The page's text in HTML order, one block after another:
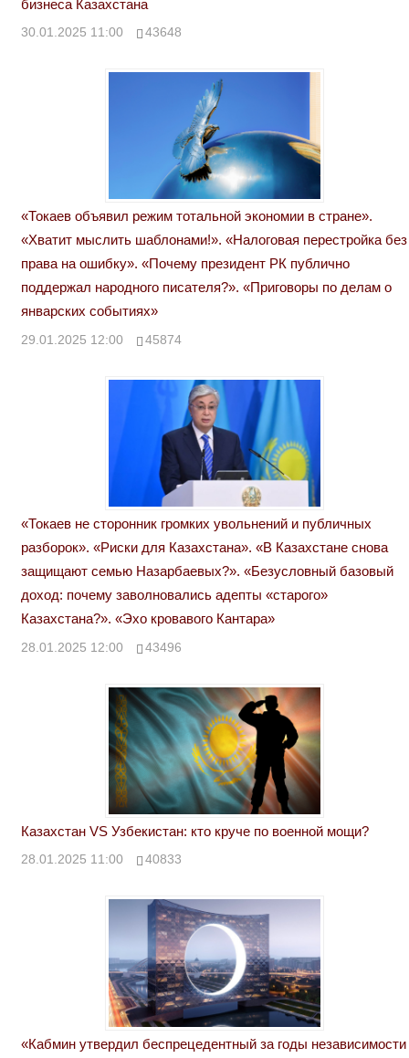
бизнеса Казахстана
30.01.2025 11:00 43648
«Токаев объявил режим тотальной экономии в стране».
«Хватит мыслить шаблонами!». «Налоговая перестройка без
права на ошибку». «Почему президент РК публично
поддержал народного писателя?». «Приговоры по делам о
январских событиях»
29.01.2025 12:00 45874
«Токаев не сторонник громких увольнений и публичных
разборок». «Риски для Казахстана». «В Казахстане снова
защищают семью Назарбаевых?». «Безусловный базовый
доход: почему заволновались адепты «старого»
Казахстана?». «Эхо кровавого Кантара»
28.01.2025 12:00 43496
Казахстан VS Узбекистан: кто круче по военной мощи?
28.01.2025 11:00 40833
«Кабмин утвердил беспрецедентный за годы независимости